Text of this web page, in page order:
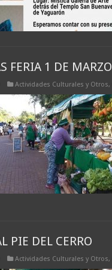
FERIA 1 DE MARZO
Actividades Culturales y Otros,
PIE DEL CERRO
Actividades Culturales y Otros,